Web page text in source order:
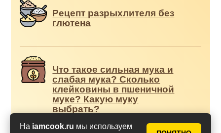
На iamcook.ru мы используем
Рецепт разрыхлителя без
глютена
Что такое сильная мука и
слабая мука? Сколько
клейковины в пшеничной
муке? Какую муку
выбрать?